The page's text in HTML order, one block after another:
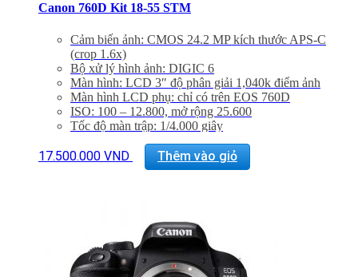
Canon 760D Kit 18-55 STM
Cảm biến ảnh: CMOS 24.2 MP kích thước APS-C
(crop 1.6x)
Bộ xử lý hình ảnh: DIGIC 6
Màn hình: LCD 3″ độ phân giải 1,040k điểm ảnh
Màn hình LCD phụ: chỉ có trên EOS 760D
ISO: 100 – 12.800, mở rộng 25.600
Tốc độ màn trập: 1/4.000 giây
pha, toàn bộ cross-type
Quay phim: Full HD 1.920 x .1.080 pixel @ 30 fps /
Bảo hành 24 tháng
Đã bao gồm VAT 10%
Quà tặng: Thẻ 16Gb + Túi Canon
17.500.000 VND Thêm vào giỏ